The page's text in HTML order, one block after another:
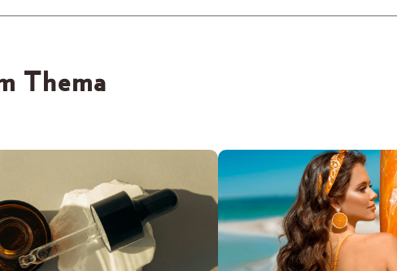
Thema